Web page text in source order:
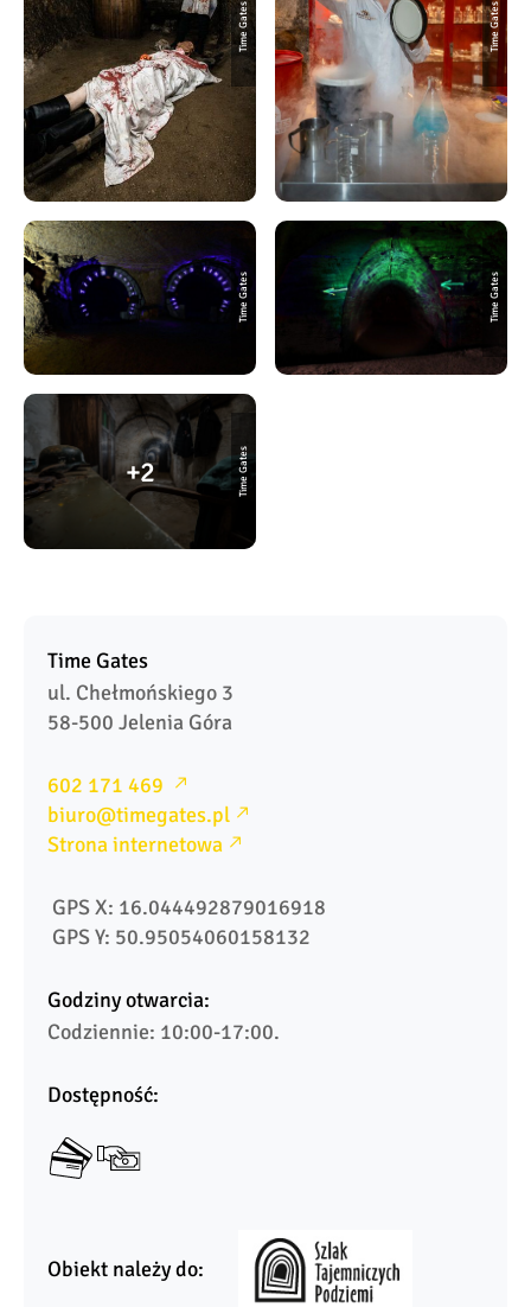
Time Gates Time Gates
Time Gates Time Gates
Time Gates
2
Time Gates
ul. Chełmońskiego 3
58-500 Jelenia Góra
602 171 469
biuro@timegates.pl
Strona internetowa
GPS X: 16.044492879016918
GPS Y: 50.95054060158132
Godziny otwarcia:
Codziennie: 10:00-17:00.
Dostępność:
Obiekt należy do: